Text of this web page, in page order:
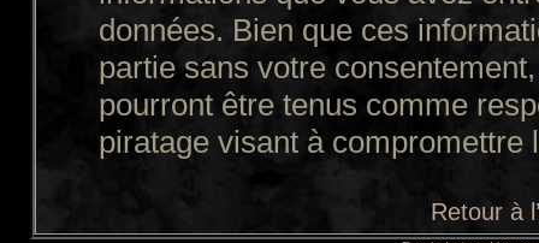
données. Bien que ces
partie sans votre
pourront être tenus comme
piratage visant à compromettre
Retour à